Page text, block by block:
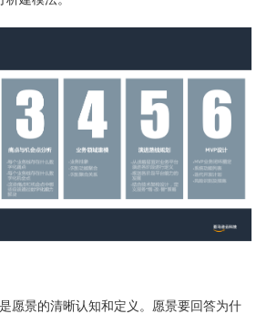
愿景的清晰认知和定义。愿景要回答为什